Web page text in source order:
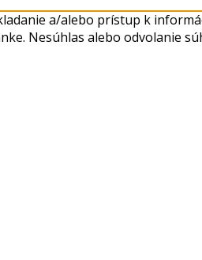
a/alebo prístup k
Nesúhlas alebo odvolanie